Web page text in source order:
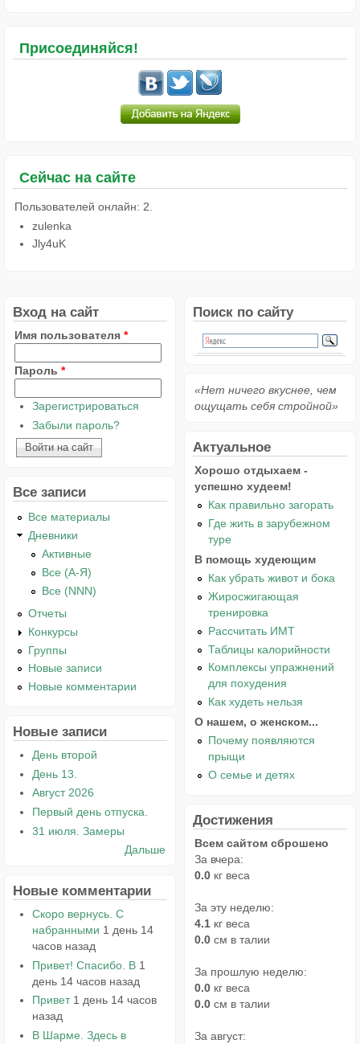
Присоединяйся!
Сейчас на сайте
Пользователей онлайн: 2.
zulenka
Jly4uK
Вход на сайт
Имя пользователя *
Пароль *
Зарегистрироваться
Забыли пароль?
Все записи
Все материалы
Дневники
Активные
Все (А-Я)
Все (NNN)
Отчеты
Конкурсы
Группы
Новые записи
Новые комментарии
Новые записи
День второй
День 13.
Август 2026
Первый день отпуска.
31 июля. Замеры
Дальше
Новые комментарии
Скоро вернусь. С
набранными 1 день 14
часов назад
Привет! Спасибо. В 1
день 14 часов назад
Привет 1 день 14 часов
назад
В Шарме. Здесь в
Поиск по сайту
«Нет ничего вкуснее, чем
ощущать себя стройной»
Актуальное
Хорошо отдыхаем -
успешно худеем!
Как правильно загорать
Где жить в зарубежном
туре
В помощь худеющим
Как убрать живот и бока
Жиросжигающая
тренировка
Рассчитать ИМТ
Таблицы калорийности
Комплексы упражнений
для похудения
Как худеть нельзя
О нашем, о женском...
Почему появляются
прыщи
О семье и детях
Достижения
Всем сайтом сброшено
За вчера:
0.0 кг веса
За эту неделю:
4.1 кг веса
0.0 см в талии
За прошлую неделю:
0.0 кг веса
0.0 см в талии
За август: